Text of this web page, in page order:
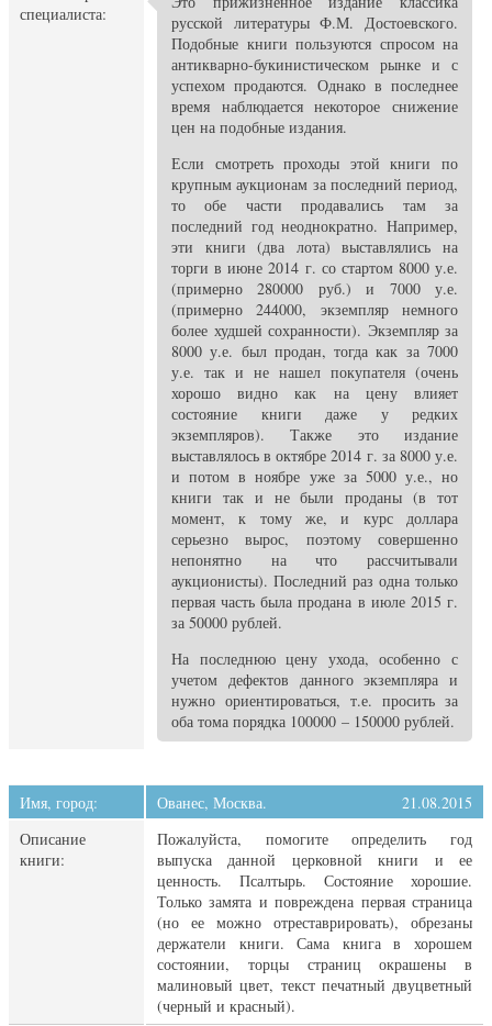
специалиста:
русской литературы Ф.М. Достоевского.
Подобные книги пользуются спросом на
антикварно-букинистическом рынке и с
успехом продаются. Однако в последнее
время наблюдается некоторое снижение
цен на подобные издания.
Если смотреть проходы этой книги по
крупным аукционам за последний период,
то обе части продавались там за
последний год неоднократно. Например,
эти книги (два лота) выставлялись на
торги в июне 2014 г. со стартом 8000 у.е.
(примерно 280000 руб.) и 7000 у.е.
(примерно 244000, экземпляр немного
более худшей сохранности). Экземпляр за
8000 у.е. был продан, тогда как за 7000
у.е. так и не нашел покупателя (очень
хорошо видно как на цену влияет
состояние книги даже у редких
экземпляров). Также это издание
выставлялось в октябре 2014 г. за 8000 у.е.
и потом в ноябре уже за 5000 у.е., но
книги так и не были проданы (в тот
момент, к тому же, и курс доллара
серьезно вырос, поэтому совершенно
непонятно на что рассчитывали
аукционисты). Последний раз одна только
первая часть была продана в июле 2015 г.
за 50000 рублей.
На последнюю цену ухода, особенно с
учетом дефектов данного экземпляра и
нужно ориентироваться, т.е. просить за
оба тома порядка 100000 – 150000 рублей.
Имя, город: Ованес, Москва.
21.08.2015
Описание
книги:
Пожалуйста, помогите определить год
выпуска данной церковной книги и ее
ценность. Псалтырь. Состояние хорошие.
Только замята и повреждена первая страница
(но ее можно отреставрировать), обрезаны
держатели книги. Сама книга в хорошем
состоянии, торцы страниц окрашены в
малиновый цвет, текст печатный двуцветный
(черный и красный).